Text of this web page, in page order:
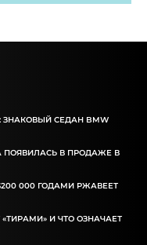
ЗНАКОВЫЙ СЕДАН BMW
ПОЯВИЛАСЬ В ПРОДАЖЕ В
$200 000 ГОДАМИ РЖАВЕЕТ
И ЧТО ОЗНАЧАЕТ